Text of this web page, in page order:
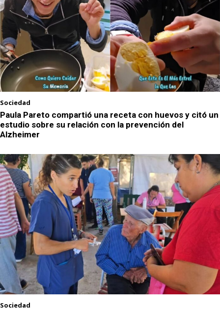
Sociedad
Paula Pareto compartió una receta con huevos y citó un
estudio sobre su relación con la prevención del
Alzheimer
Sociedad